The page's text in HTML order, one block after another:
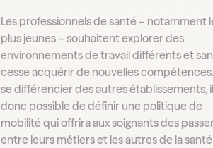
Les professionnels de santé – notamment
plus jeunes – souhaitent explorer des
environnements de travail différents et
cesse acquérir de nouvelles
se différencier des autres établissements,
donc possible de définir une politique de
mobilité qui offrira aux soignants des
entre leurs métiers et les autres de la